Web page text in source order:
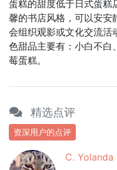
蛋糕的甜度低于日式蛋糕
馨的书店风格，可以安安
会组织观影或文化交流活
色甜品主要有：小白不白
莓蛋糕。
精选点评
资深用户的点评
C. Yolanda